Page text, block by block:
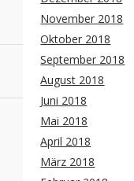
November 2018
Oktober 2018
September 2018
August 2018
Juni 2018
Mai 2018
April 2018
März 2018